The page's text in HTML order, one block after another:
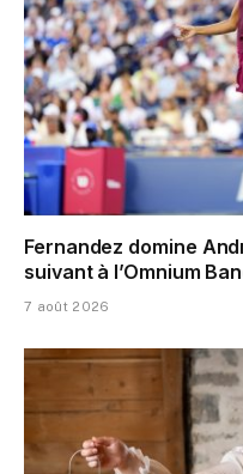
Fernandez domine
suivant à l’Omnium
7 août 2026